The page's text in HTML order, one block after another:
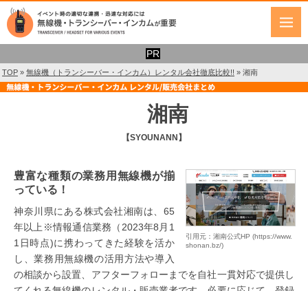
TOP » 無線機（トランシーバー・インカム）レンタル会社徹底比較!! » 湘南
湘南
【SYOUNANN】
引用元：湘南公式HP (https://www.
shonan.bz/)
豊富な種類の業務用無線機が揃
っている！
神奈川県にある株式会社湘南は、65
年以上※情報通信業務（2023年8月1
1日時点)に携わってきた経験を活か
し、業務用無線機の活用方法や導入
の相談から設置、アフターフォローまでを自社一貫対応で提供し